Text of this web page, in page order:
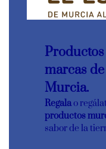
marcas
Murcia.
Regalao
productos
sabor de la